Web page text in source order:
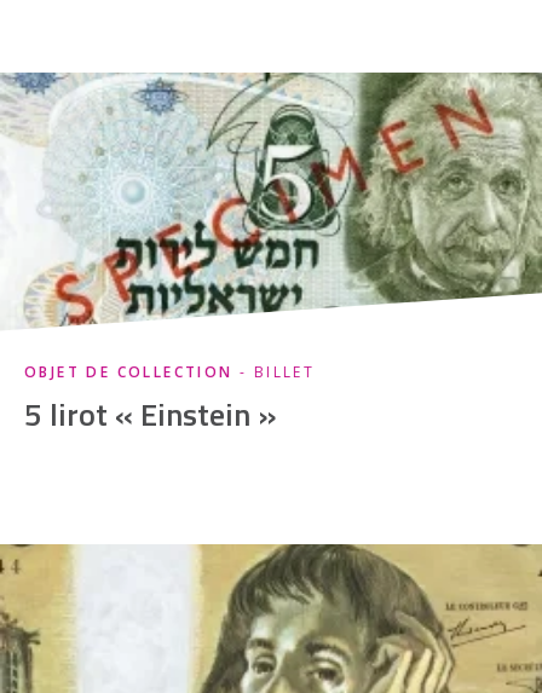
OBJET DE COLLECTION - BILLET
5 lirot « Einstein »